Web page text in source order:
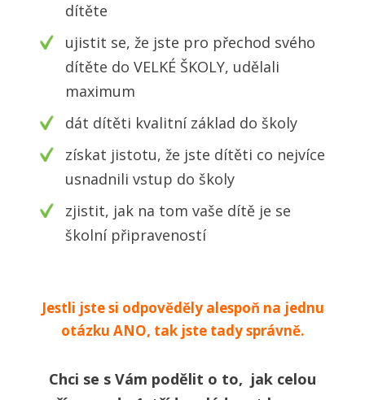
dítěte
ujistit se, že jste pro přechod svého
dítěte do VELKÉ ŠKOLY, udělali
maximum
dát dítěti kvalitní základ do školy
získat jistotu, že jste dítěti co nejvíce
usnadnili vstup do školy
zjistit, jak na tom vaše dítě je se
školní připraveností
Jestli jste si odpověděly alespoň na jednu
otázku ANO, tak jste tady správně.
Chci se s Vám podělit o to, jak celou